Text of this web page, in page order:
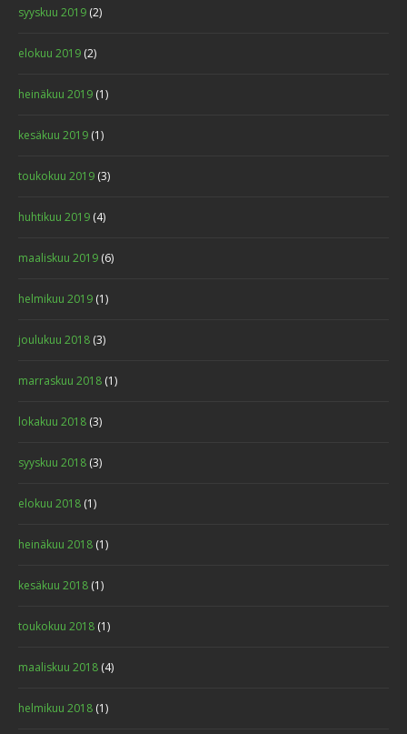
syyskuu 2019 (2)
elokuu 2019 (2)
heinäkuu 2019 (1)
kesäkuu 2019 (1)
toukokuu 2019 (3)
huhtikuu 2019 (4)
maaliskuu 2019 (6)
helmikuu 2019 (1)
joulukuu 2018 (3)
marraskuu 2018 (1)
lokakuu 2018 (3)
syyskuu 2018 (3)
elokuu 2018 (1)
heinäkuu 2018 (1)
kesäkuu 2018 (1)
toukokuu 2018 (1)
maaliskuu 2018 (4)
helmikuu 2018 (1)